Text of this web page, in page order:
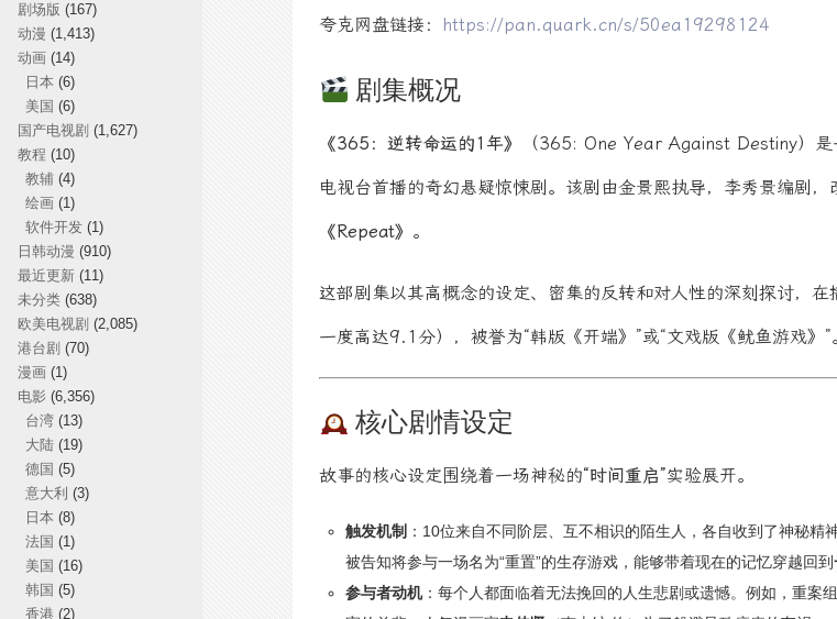
夸克网盘链接： https://pan.quark.cn/s/50ea19298124
剧集概况
《365：逆转命运的1年》 （365: One Year Against Destiny）
电视台首播的奇幻悬疑惊悚剧。该剧由金景熙执导，李秀景编剧
《Repeat》 。
这部剧集以其高概念的设定、密集的反转和对人性的深刻探讨，
一度高达9.1分），被誉为“韩版《开端》”或“文戏版《鱿鱼游戏》”
核心剧情设定
故事的核心设定围绕着一场神秘的“时间重启”实验展开。
触发机制 ：10位来自不同阶层、互不相识的陌生人，各自收到了神秘精
被告知将参与一场名为“重置”的生存游戏，能够带着现在的记忆穿越回到
参与者动机：每个人都面临着无法挽回的人生悲剧或遗憾。例如，重案
剧场版 (167)
动漫 (1,413)
动画 (14)
日本 (6)
美国 (6)
国产电视剧 (1,627)
教程 (10)
教辅(4)
绘画(1)
软件开发(1)
日韩动漫 (910)
最近更新 (11)
未分类 (638)
欧美电视剧 (2,085)
港台剧 (70)
漫画 (1)
电影 (6,356)
台湾(13)
大陆(19)
德国 (5)
意大利 (3)
日本 (8)
法国 (1)
美国 (16)
韩国 (5)
香港 (2)